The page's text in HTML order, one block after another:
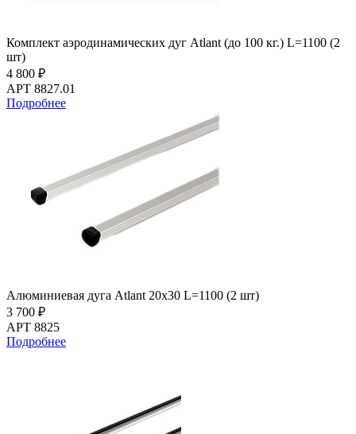
Комплект аэродинамических дуг Atlant (до 100 кг.) L=1100 (2
шт)
4 800 ₽
АРТ 8827.01
Подробнее
Алюминиевая дуга Atlant 20х30 L=1100 (2 шт)
3 700 ₽
АРТ 8825
Подробнее